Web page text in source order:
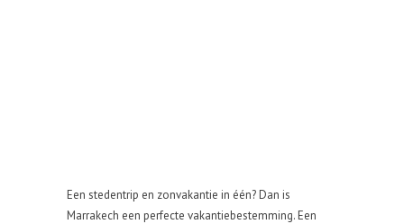
Een stedentrip en zonvakantie in één? Dan is
Marrakech een perfecte vakantiebestemming. Een